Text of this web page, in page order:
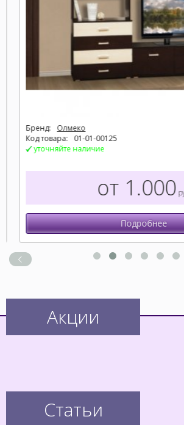
Бренд: Олмеко
Код товара: 01-01-00125
уточняйте наличие
от 1.000руб
Подробнее
Акции
Статьи